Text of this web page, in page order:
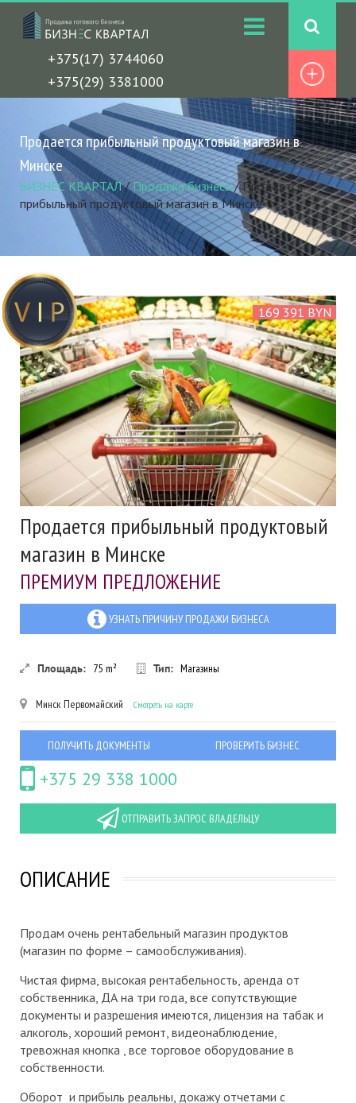
+375(17) 3744060
+375(29) 3381000
Продается прибыльный продуктовый магазин в
Минске
БИЗНЕС КВАРТАЛ/Продажа бизнеса/Продается
прибыльный продуктовый магазин в Минске
169 391 BYN
Продается прибыльный продуктовый
магазин в Минске
ПРЕМИУМ ПРЕДЛОЖЕНИЕ
УЗНАТЬ ПРИЧИНУ ПРОДАЖИ БИЗНЕСА
Площадь: 75 m² Тип: Магазины
МинскПервомайский Смотреть на карте
ПОЛУЧИТЬ ДОКУМЕНТЫ ПРОВЕРИТЬ БИЗНЕС
+375 29 338 1000
ОТПРАВИТЬ ЗАПРОС ВЛАДЕЛЬЦУ
ОПИСАНИЕ
Продам очень рентабельный магазин продуктов
(магазин по форме – самообслуживания).
Чистая фирма, высокая рентабельность, аренда от
собственника, ДА на три года, все сопутствующие
документы и разрешения имеются, лицензия на табак и
алкоголь, хороший ремонт, видеонаблюдение,
тревожная кнопка , все торговое оборудование в
собственности.
Оборот и прибыль реальны, докажу отчетами с